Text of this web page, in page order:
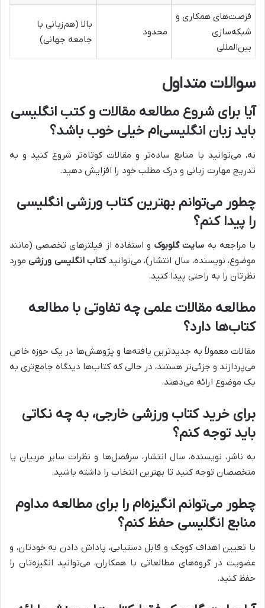
فرصت‌های همکاری و
شبکه‌سازی
بین‌المللی
محدود
بالا (هم‌زبانی با
جامعه جهانی)
سوالات متداول
آیا برای شروع مطالعه مقالات و کتب انگلیسی
باید زبان انگلیسی‌ام خیلی خوب باشد؟
نه، می‌توانید با منابع ساده‌تر و مقالات کوتاه‌تر شروع کنید و به
تدریج مهارت زبانی و درک مطلب خود را افزایش دهید.
چطور می‌توانم بهترین کتاب ورزشی انگلیسی
را پیدا کنم؟
با مراجعه به سایت گلوبوک و استفاده از فیلترهای تخصصی (مانند
موضوع، نویسنده، سال انتشار)، می‌توانیدکتاب انگلیسی ورزشیمورد
نظرتان را به راحتی پیدا کنید.
مطالعه مقالات علمی چه تفاوتی با مطالعه
کتاب‌ها دارد؟
مقالات معمولاً به جدیدترین یافته‌ها و پژوهش‌ها در یک حوزه خاص
می‌پردازند و جزئی‌تر هستند، در حالی که کتاب‌ها دیدگاه جامع‌تری به
یک موضوع ارائه می‌دهند.
برای خرید کتاب ورزشی خارجی، به چه نکاتی
باید توجه کنم؟
به ناشر، نویسنده، سال انتشار، سرفصل‌ها و نظرات سایر مربیان یا
متخصصان توجه کنید تا بهترین انتخاب را داشته باشید.
چطور می‌توانم انگیزه‌ام را برای مطالعه مداوم
منابع انگلیسی حفظ کنم؟
با تعیین اهداف کوچک و قابل دستیابی، پاداش دادن به خودتان، و
عضویت در گروه‌های مطالعاتی با همکاران، می‌توانید انگیزه‌تان را
حفظ کنید.